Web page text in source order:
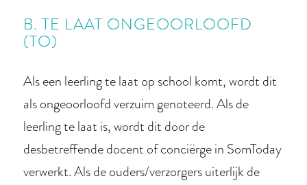
B. TE LAAT ONGEOORLOOFD
(TO)
Als een leerling te laat op school komt, wordt dit
als ongeoorloofd verzuim genoteerd. Als de
leerling te laat is, wordt dit door de
desbetreffende docent of conciërge in SomToday
verwerkt. Als de ouders/verzorgers uiterlijk de